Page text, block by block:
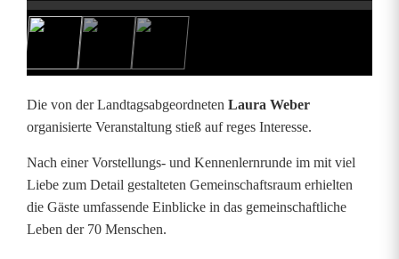
s
c
a
f
t
n
Die von der Landtagsabgeordneten Laura Weber
organisierte Veranstaltung stieß auf reges Interesse.
Nach einer Vorstellungs- und Kennenlernrunde im mit viel
Liebe zum Detail gestalteten Gemeinschaftsraum erhielten
die Gäste umfassende Einblicke in das gemeinschaftliche
Leben der 70 Menschen.